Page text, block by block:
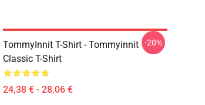
TommyInnit T-Shirt - Tommyinnit
Classic T-Shirt
24,38 € - 28,06 €
-20%